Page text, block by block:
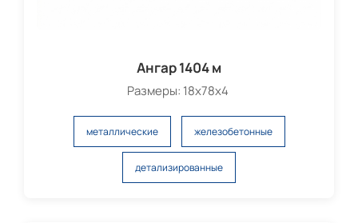
Ангар 1404 м
Размеры: 18х78х4
металлические железобетонные
детализированные